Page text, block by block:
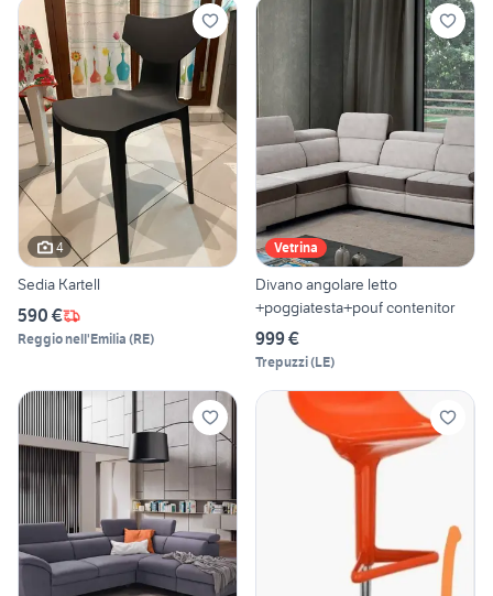
4
Sedia Kartell
590 €
Reggio nell'Emilia (RE)
Vetrina
Divano angolare letto
+poggiatesta+pouf contenitor
999 €
Trepuzzi(LE)